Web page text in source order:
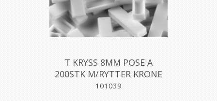
T KRYSS 8MM POSE A
200STK M/RYTTER KRONE
101039